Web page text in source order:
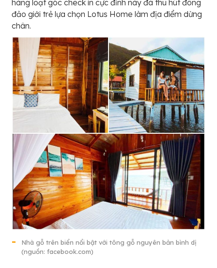
hàng loạt góc check in cực đỉnh này đã thu hút đông
đảo giới trẻ lựa chọn Lotus Home làm địa điểm dừng
chân.
Nhà gỗ trên biển nổi bật với tông gỗ nguyên bản bình dị
(nguồn: facebook.com)